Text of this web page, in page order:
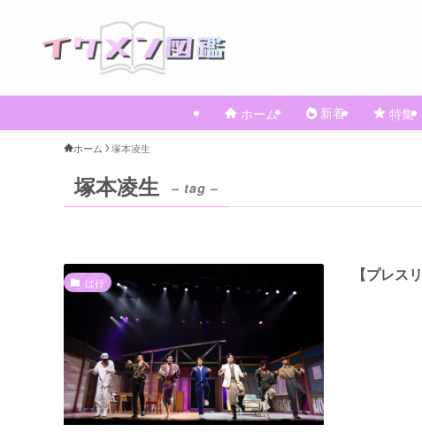
ホーム 新着 特集
ホーム 塚本凌⽣
塚本凌⽣ – tag –
は行 【プレス